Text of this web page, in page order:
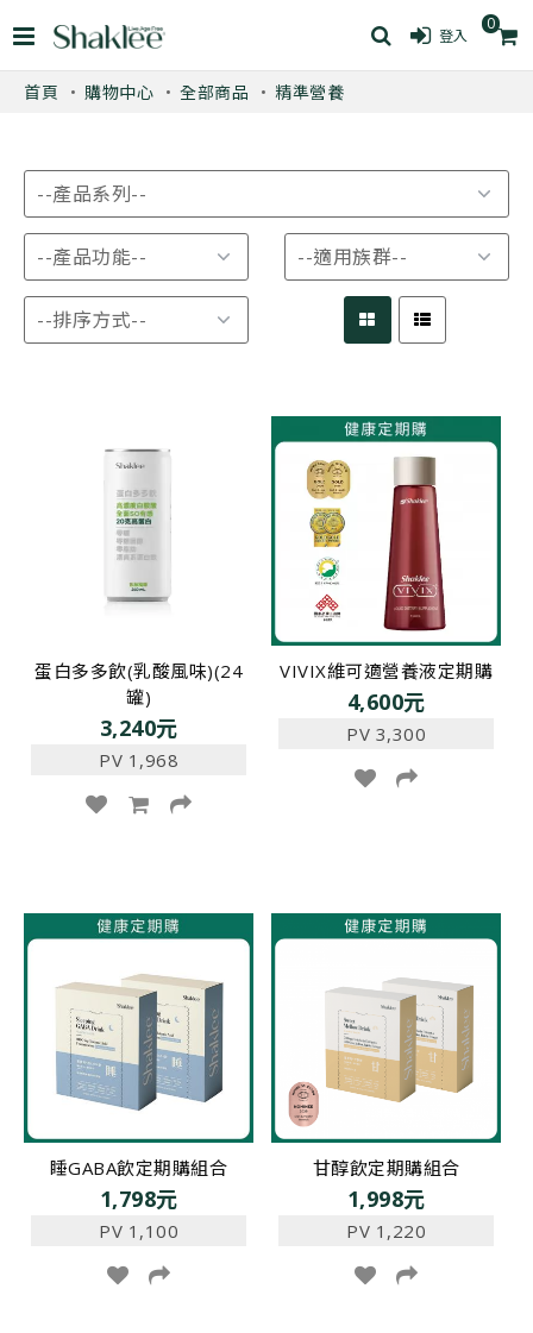
0
登入
首頁 購物中心 全部商品 精準營養
蛋白多多飲(乳酸風味)(24
罐)
3,240元
PV 1,968
VIVIX維可適營養液定期購
4,600元
PV 3,300
睡GABA飲定期購組合
1,798元
PV 1,100
甘醇飲定期購組合
1,998元
PV 1,220